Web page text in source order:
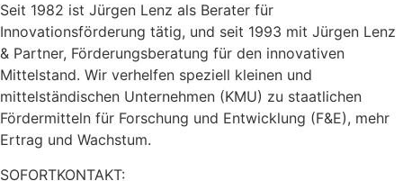
Seit 1982 ist Jürgen Lenz als Berater für
Innovationsförderung tätig, und seit 1993 mit Jürgen Lenz
& Partner, Förderungsberatung für den innovativen
Mittelstand. Wir verhelfen speziell kleinen und
mittelständischen Unternehmen (KMU) zu staatlichen
Fördermitteln für Forschung und Entwicklung (F&E), mehr
Ertrag und Wachstum.
SOFORTKONTAKT: